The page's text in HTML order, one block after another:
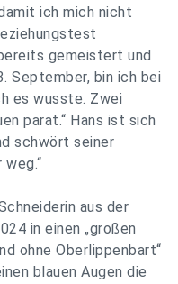
ich mich nicht
gemeistert und
September, bin ich bei
es wusste. Zwei
parat.“ Hans ist sich
schwört seiner
aus der
in einen „großen
ohne Oberlippenbart“
blauen Augen die